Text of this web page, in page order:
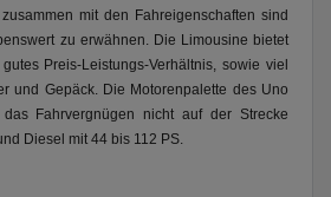
mit den Fahreigenschaften sind
zu erwähnen. Die Limousine bietet
Preis-Leistungs-Verhältnis, sowie viel
und Gepäck. Die Motorenpalette des Uno
Fahrvergnügen nicht auf der Strecke
Diesel mit 44 bis 112 PS.